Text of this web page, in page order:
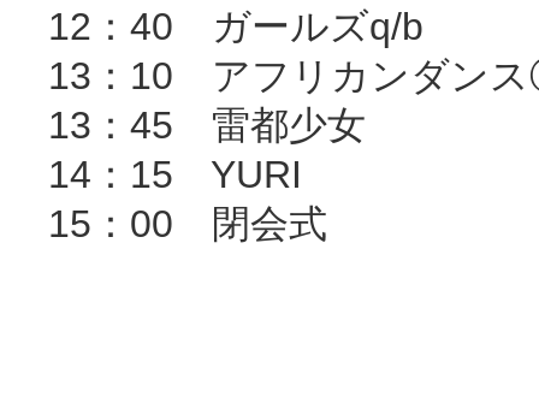
12：40 ガールズq/b
13：10 アフリカンダン
13：45 雷都少女
14：15 YURI
15：00 閉会式